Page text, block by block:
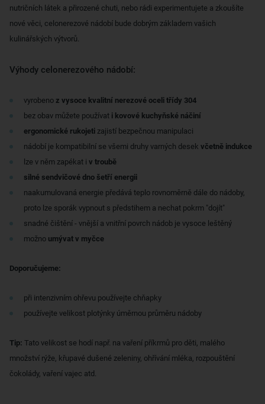
nutričních látek a přirozené chuti, nebo rádi experimentujete a zkoušíte
nové věci, celonerezové nádobí bude dobrým základem vašich
kulinářských výtvorů.
Výhody celonerezového nádobí:
vyrobeno z vysoce kvalitní nerezové oceli třídy 304
bez obav můžete používat i kovové kuchyňské náčiní
ergonomické rukojeti zajistí bezpečnou manipulaci
nádobí je kompatibilní se všemi druhy varných desek včetně indukce
lze v něm zapékat i v troubě
silné sendvičové dno šetří energii
naakumulovaná energie předává teplo rovnoměrně dále do nádoby,
proto lze sporák vypnout s předstihem a nechat pokrm "dojít"
snadné čištění - vnější a vnitřní povrch nádob je vysoce leštěný
možno umývat v myčce
Doporučujeme:
při intenzivním ohřevu používejte chňapky
používejte velikost plotýnky úměrnou průměru nádoby
Tip: Tato velikost se hodí např. na vaření příkrmů pro děti, malého
množství rýže, křupavé dušené zeleniny, ohřívání mléka, rozpouštění
čokolády, vaření vajec atd.